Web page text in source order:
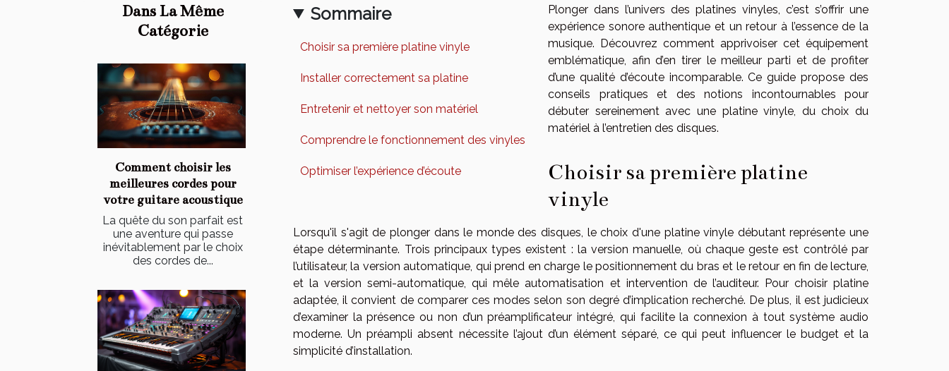
Dans La Même
Catégorie
Comment choisir les
meilleures cordes pour
votre guitare acoustique
La quête du son parfait est
une aventure qui passe
inévitablement par le choix
des cordes de...
Sommaire
Choisir sa première platine vinyle
Installer correctement sa platine
Entretenir et nettoyer son matériel
Comprendre le fonctionnement des vinyles
Optimiser l’expérience d’écoute
Plonger dans l’univers des platines vinyles, c’est s’offrir une
expérience sonore authentique et un retour à l’essence de la
musique. Découvrez comment apprivoiser cet équipement
emblématique, afin d’en tirer le meilleur parti et de profiter
d’une qualité d’écoute incomparable. Ce guide propose des
conseils pratiques et des notions incontournables pour
débuter sereinement avec une platine vinyle, du choix du
matériel à l’entretien des disques.
Choisir sa première platine
vinyle
Lorsqu'il s'agit de plonger dans le monde des disques, le choix d'une platine vinyle débutant représente une
étape déterminante. Trois principaux types existent : la version manuelle, où chaque geste est contrôlé par
l’utilisateur, la version automatique, qui prend en charge le positionnement du bras et le retour en fin de lecture,
et la version semi-automatique, qui mêle automatisation et intervention de l’auditeur. Pour choisir platine
adaptée, il convient de comparer ces modes selon son degré d’implication recherché. De plus, il est judicieux
d’examiner la présence ou non d’un préamplificateur intégré, qui facilite la connexion à tout système audio
moderne. Un préampli absent nécessite l’ajout d’un élément séparé, ce qui peut influencer le budget et la
simplicité d’installation.